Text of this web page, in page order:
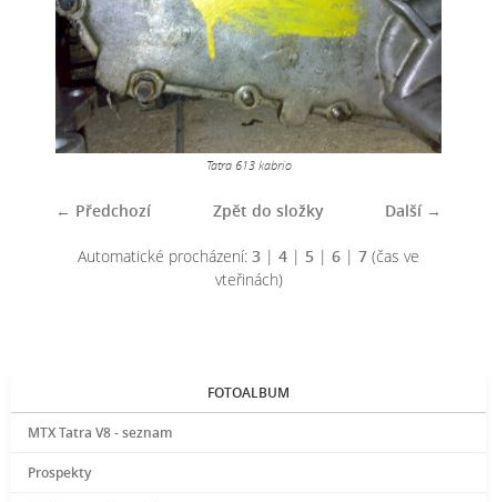
Tatra 613 kabrio
← Předchozí Další →
Zpět do složky
Automatické procházení: 3 | 4 | 5 | 6 | 7 (čas ve
vteřinách)
FOTOALBUM
MTX Tatra V8 - seznam
Prospekty